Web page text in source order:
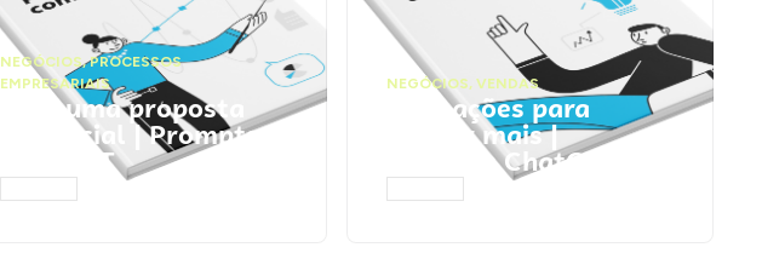
NEGÓCIOS,PROCESSOS
EMPRESARIAIS
Faça uma proposta
comercial | Prompts
ChatGPT
NEGÓCIOS, VENDAS
Faça ações para
vender mais |
Prompts ChatGPT